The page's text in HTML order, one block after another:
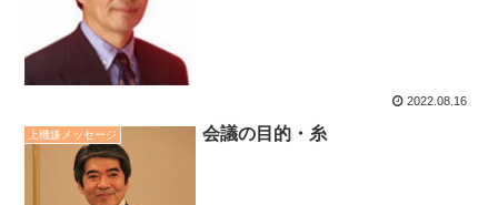
2022.08.16
上機嫌メッセージ 会議の目的・糸